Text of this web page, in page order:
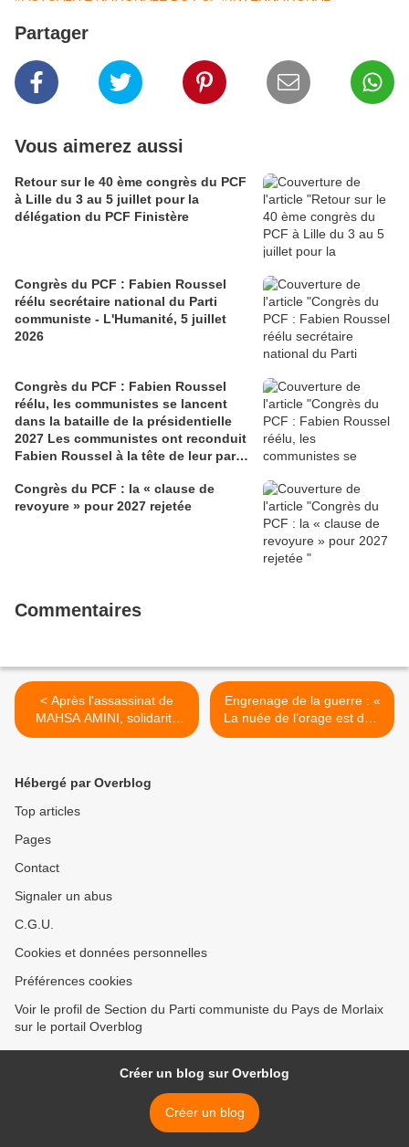
Partager
Vous aimerez aussi
Retour sur le 40 ème congrès du PCF
à Lille du 3 au 5 juillet pour la
délégation du PCF Finistère
Congrès du PCF : Fabien Roussel
réélu secrétaire national du Parti
communiste - L'Humanité, 5 juillet
2026
Congrès du PCF : Fabien Roussel
réélu, les communistes se lancent
dans la bataille de la présidentielle
2027 Les communistes ont reconduit
Fabien Roussel à la tête de leur parti,
Lille. Le secrétaire national, dont la
candidature devrait être officialisée le
Congrès du PCF : la « clause de
revoyure » pour 2027 rejetée
Commentaires
< Après l'assassinat de
MAHSA AMINI, solidarité
avec les femmes iraniennes
Engrenage de la guerre : «
La nuée de l’orage est déjà
sur nous » - Vincent Boulet,
Hébergé par Overblog
Top articles
Pages
Contact
Signaler un abus
C.G.U.
Cookies et données personnelles
Préférences cookies
Voir le profil de Section du Parti communiste du Pays de Morlaix
sur le portail Overblog
Créer un blog sur Overblog
Créer un blog